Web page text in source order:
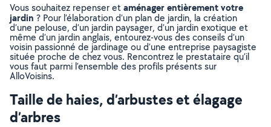
Vous souhaitez repenser etaménager entièrement votre
jardin ? Pour l’élaboration d’un plan de jardin, la création
d’une pelouse, d’un jardin paysager, d’un jardin exotique et
même d’un jardin anglais, entourez-vous des conseils d’un
voisin passionné de jardinage ou d’une entreprise paysagiste
située proche de chez vous. Rencontrez le prestataire qu’il
vous faut parmi l’ensemble des profils présents sur
AlloVoisins.
Taille de haies, d’arbustes et élagage
d’arbres